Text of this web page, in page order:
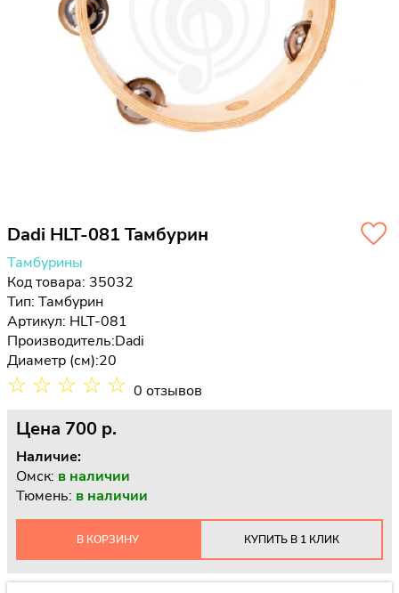
Dadi HLT-081 Тамбурин
Тамбурины
Код товара: 35032
Тип: Тамбурин
Артикул: HLT-081
Производитель:Dadi
Диаметр (см):20
☆ ☆ ☆ ☆ ☆ 0 отзывов
Цена 700 p.
Наличие:
Омск: в наличии
Тюмень: в наличии
В КОРЗИНУ КУПИТЬ В 1 КЛИК